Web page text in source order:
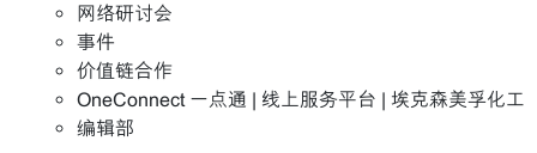
网络研讨会
事件
价值链合作
OneConnect 一点通 | 线上服务平台 | 埃克森美孚化工
编辑部